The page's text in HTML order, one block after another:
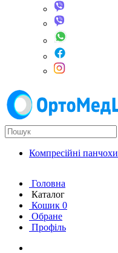
Компресійні панчохи
Головна
Каталог
Кошик 0
Обране
Профіль